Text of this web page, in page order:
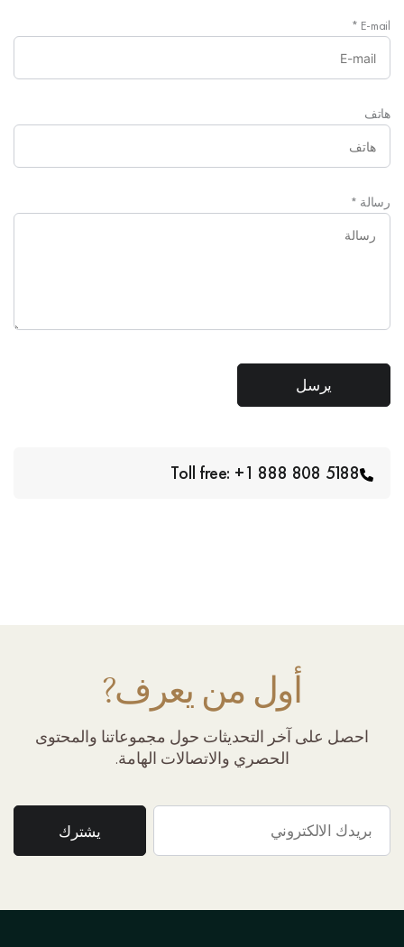
E-mail
*
هاتف
رسالة *
Toll free: +1 888 808 5188
أول من يعرف?
احصل على آخر التحديثات حول مجموعاتنا والمحتوى
الحصري والاتصالات الهامة.